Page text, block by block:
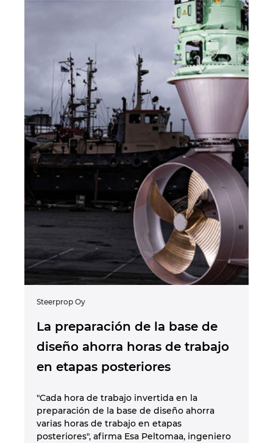
Steerprop Oy
La preparación de la base de
diseño ahorra horas de trabajo
en etapas posteriores
"Cada hora de trabajo invertida en la
preparación de la base de diseño ahorra
varias horas de trabajo en etapas
posteriores", afirma Esa Peltomaa, ingeniero